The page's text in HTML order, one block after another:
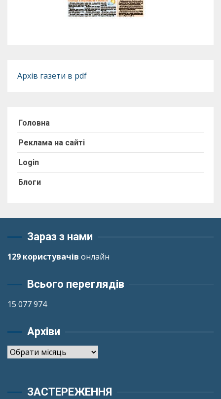
Архів газети в pdf
Головна
Реклама на сайті
Login
Блоги
Зараз з нами
129 користувачів онлайн
Всього переглядів
15 077 974
Архіви
Архіви
ЗАСТЕРЕЖЕННЯ